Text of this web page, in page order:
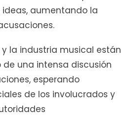
aumentando la
y la industria musical están
una intensa discusión
esperando
de los involucrados y